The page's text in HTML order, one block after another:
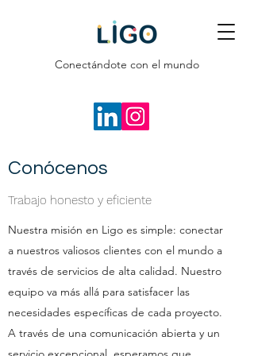
Conectándote con el mundo
Conócenos
Trabajo honesto y eficiente
Nuestra misión en Ligo es simple: conectar
a nuestros valiosos clientes con el mundo a
través de servicios de alta calidad. Nuestro
equipo va más allá para satisfacer las
necesidades específicas de cada proyecto.
A través de una comunicación abierta y un